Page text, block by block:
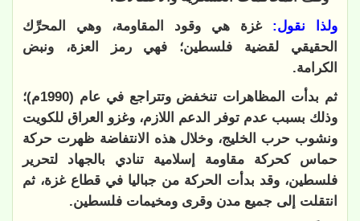
ولذا نقول: غزة هي وقود المقاومة، وهي المحرِّك
الحقيقي لقضية فلسطين؛ فهي رمز العزة، ونبض
الكرامة.
ثم بدأت المظاهرات تنخفض وتتراجع في عام (1990م)؛
وذلك بسبب عدم توفر الدعم اللازم، وغزو العراق للكويت
ونشوب حرب الخليج، وخلال هذه الانتفاضة ظهرت حركة
حماس كحركة مقاومة إسلامية تنادي بالجهاد لتحرير
فلسطين، وقد بدأت الحركة من جباليا في قطاع غزة، ثم
انتقلت إلى جميع مدن وقرى ومخيمات فلسطين.